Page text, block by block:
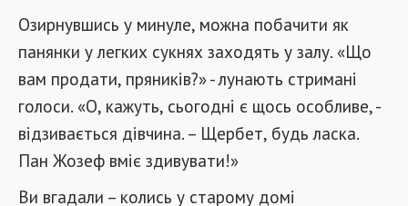
Озирнувшись у минуле, можна побачити як
панянки у легких сукнях заходять у залу. «Що
вам продати, пряників?» - лунають стримані
голоси. «О, кажуть, сьогодні є щось особливе, -
відзивається дівчина. – Щербет, будь ласка.
Пан Жозеф вміє здивувати!»
Ви вгадали – колись у старому домі